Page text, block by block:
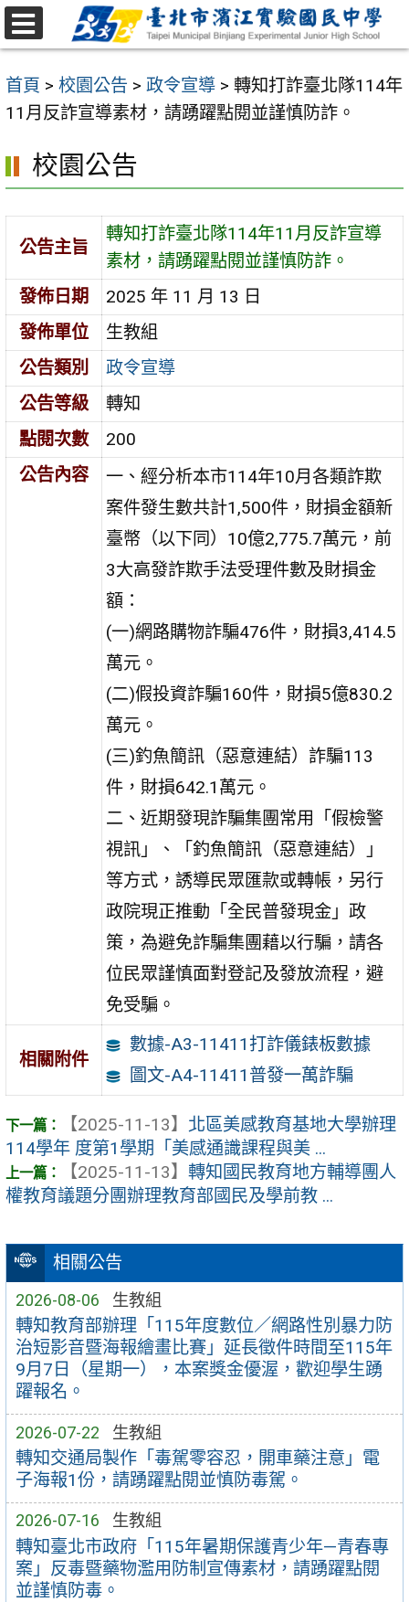
跳
至
要
內
區
首頁 > 校園公告 > 政令宣導 > 轉知打詐臺北隊114年
11月反詐宣導素材，請踴躍點閱並謹慎防詐。
相關公告
2026-08-06 生教組
轉知教育部辦理「115年度數位／網路性別暴力防
治短影音暨海報繪畫比賽」延長徵件時間至115年
9月7日（星期一），本案獎金優渥，歡迎學生踴
躍報名。
2026-07-22 生教組
轉知交通局製作「毒駕零容忍，開車藥注意」電
子海報1份，請踴躍點閱並慎防毒駕。
2026-07-16 生教組
轉知臺北市政府「115年暑期保護青少年—青春專
案」反毒暨藥物濫用防制宣傳素材，請踴躍點閱
並謹慎防毒。
校園公告
公告主旨
轉知打詐臺北隊114年11月反詐宣導
素材，請踴躍點閱並謹慎防詐。
發佈日期
2025 年 11 月 13 日
發佈單位
生教組
公告類別
政令宣導
公告等級
轉知
點閱次數
200
公告內容
一、經分析本市114年10月各類詐欺
案件發生數共計1,500件，財損金額新
臺幣（以下同）10億2,775.7萬元，前
3大高發詐欺手法受理件數及財損金
額：
(一)網路購物詐騙476件，財損3,414.5
萬元。
(二)假投資詐騙160件，財損5億830.2
萬元。
(三)釣魚簡訊（惡意連結）詐騙113
件，財損642.1萬元。
二、近期發現詐騙集團常用「假檢警
視訊」、「釣魚簡訊（惡意連結）」
等方式，誘導民眾匯款或轉帳，另行
政院現正推動「全民普發現金」政
策，為避免詐騙集團藉以行騙，請各
位民眾謹慎面對登記及發放流程，避
免受騙。
相關附件
數據-A3-11411打詐儀錶板數據
圖文-A4-11411普發一萬詐騙
【2025-11-13】 北區美感教育基地大學辦理
114學年 度第1學期「美感通識課程與美 ...
【2025-11-13】 轉知國民教育地方輔導團人
權教育議題分團辦理教育部國民及學前教 ...
選
單